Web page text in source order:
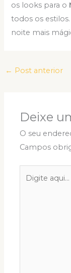
os looks para o
todos os
noite mais
← Post anterior
Deixe
O seu
Campos
aqui...